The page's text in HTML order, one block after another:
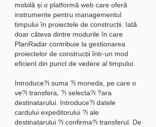
mobilă și o platformă web care oferă
instrumente pentru managementul
timpului în proiectele de construcții. Iată
doar câteva dintre modurile în care
PlanRadar contribuie la gestionarea
proiectelor de construcții într-un mod
eficient din punct de vedere al timpului.
Introduce?i suma ?i moneda, pe care o
ve?i transfera, ?i selecta?i ?ara
destinatarului. Introduce?i datele
cardului expeditorului ?i ale
destinatarului ?i confirma?i transferul. De